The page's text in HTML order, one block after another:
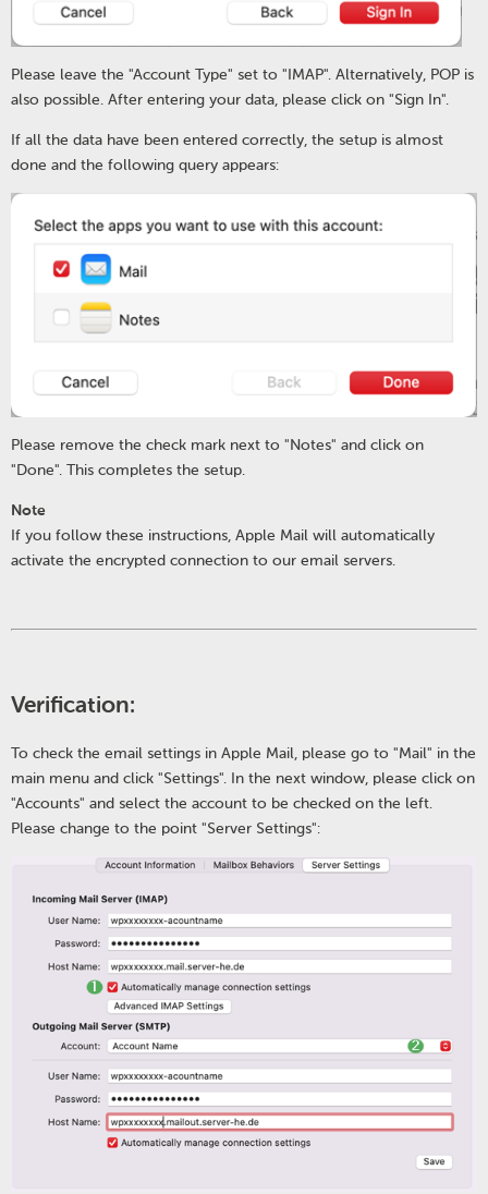
Please leave the "Account Type" set to "IMAP". Alternatively, POP is
also possible. After entering your data, please click on "Sign In".
If all the data have been entered correctly, the setup is almost
done and the following query appears:
Please remove the check mark next to "Notes" and click on
"Done". This completes the setup.
Note
If you follow these instructions, Apple Mail will automatically
activate the encrypted connection to our email servers.
Verification:
To check the email settings in Apple Mail, please go to "Mail" in the
main menu and click "Settings". In the next window, please click on
"Accounts" and select the account to be checked on the left.
Please change to the point "Server Settings":